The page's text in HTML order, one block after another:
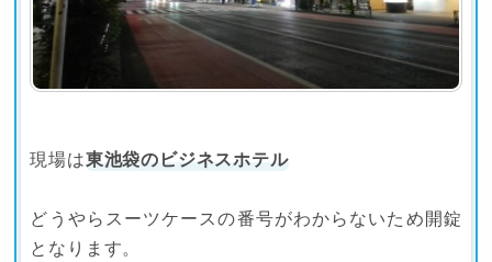
現場は東池袋のビジネスホテル
どうやらスーツケースの番号がわからないため開錠
となります。